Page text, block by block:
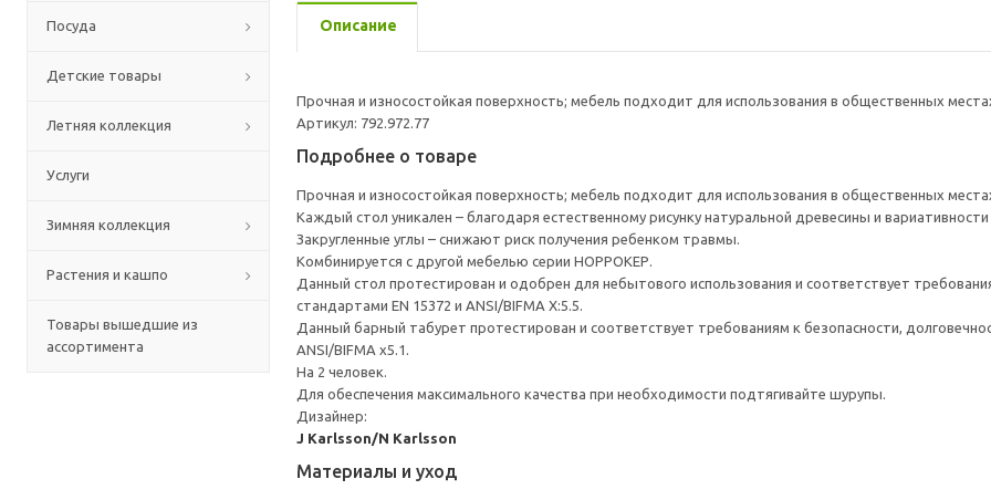
Посуда
Детские товары
Летняя коллекция
Услуги
Зимняя коллекция
Растения и кашпо
Товары вышедшие из
ассортимента
Описание
Прочная и износостойкая поверхность; мебель подходит для использования в общественных
Артикул: 792.972.77
Подробнее о товаре
Прочная и износостойкая поверхность; мебель подходит для использования в общественных
Каждый стол уникален – благодаря естественному рисунку натуральной древесины и
Закругленные углы – снижают риск получения ребенком травмы.
Комбинируется с другой мебелью серии НОРРОКЕР.
Данный стол протестирован и одобрен для небытового использования и соответствует
стандартами EN 15372 и ANSI/BIFMA X:5.5.
Данный барный табурет протестирован и соответствует требованиям к безопасности,
ANSI/BIFMA x5.1.
На 2 человек.
Для обеспечения максимального качества при необходимости подтягивайте шурупы.
Дизайнер:
J Karlsson/N Karlsson
Материалы и уход